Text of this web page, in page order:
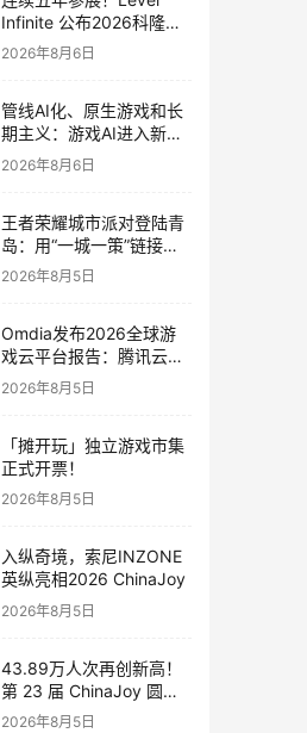
Infinite 公布2026科隆游
戏展产品阵容
2026年8月6日
管线AI化、原生游戏和长
期主义：游戏AI进入新共
识时代
2026年8月6日
王者荣耀城市派对登陆青
岛：用“一城一策”链接海
洋场景，以双向奔赴带动
2026年8月5日
Omdia发布2026全球游
戏云平台报告：腾讯云连
续两年入选“领导者”象限
2026年8月5日
「摊开玩」独立游戏市集
正式开票！
2026年8月5日
入纵奇境，索尼INZONE
英纵亮相2026 ChinaJoy
2026年8月5日
43.89万人次再创新高！
第 23 届 ChinaJoy 圆满
落幕：感谢有你，共赴这
2026年8月5日